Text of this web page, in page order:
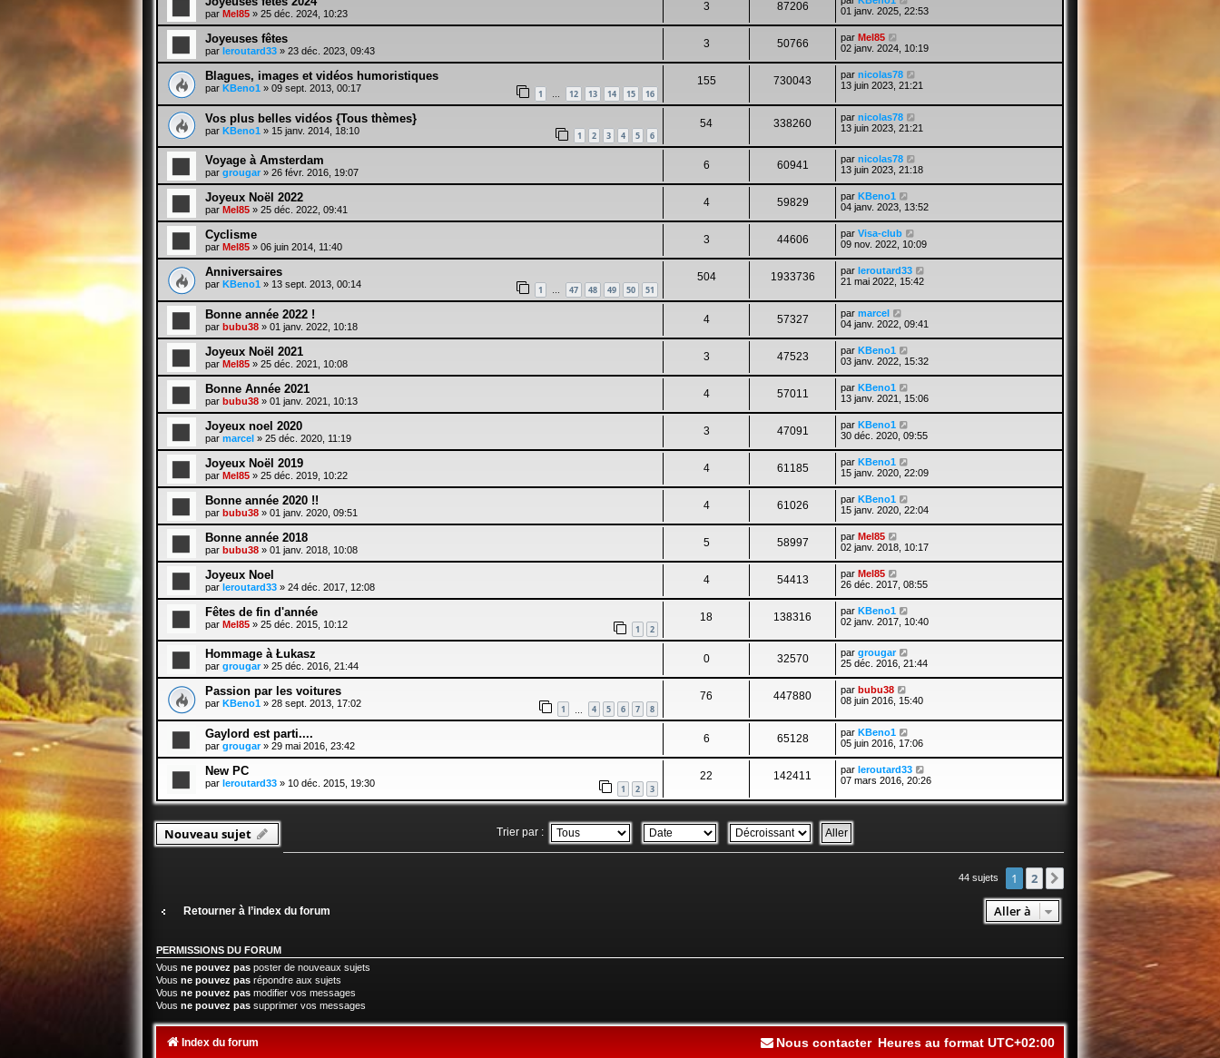
par Mel85 » 25 déc. 2024, 10:23
3 87206
01 janv. 2025, 22:53
Joyeuses fêtes
par leroutard33 » 23 déc. 2023, 09:43
3 50766 par Mel85
02 janv. 2024, 10:19
Blagues, images et vidéos humoristiques
par KBeno1 » 09 sept. 2013, 00:17 1 … 12 13 14 15 16
155 730043 par nicolas78
13 juin 2023, 21:21
Vos plus belles vidéos {Tous thèmes}
par KBeno1 » 15 janv. 2014, 18:10 1 2 3 4 5 6
54 338260 par nicolas78
13 juin 2023, 21:21
Voyage à Amsterdam
par grougar » 26 févr. 2016, 19:07
6 60941 par nicolas78
13 juin 2023, 21:18
Joyeux Noël 2022
par Mel85 » 25 déc. 2022, 09:41
4 59829 par KBeno1
04 janv. 2023, 13:52
Cyclisme
par Mel85 » 06 juin 2014, 11:40
3 44606 par Visa-club
09 nov. 2022, 10:09
Anniversaires
par KBeno1 » 13 sept. 2013, 00:14 1 … 47 48 49 50 51
504 1933736 par leroutard33
21 mai 2022, 15:42
Bonne année 2022 !
par bubu38 » 01 janv. 2022, 10:18
4 57327 par marcel
04 janv. 2022, 09:41
Joyeux Noël 2021
par Mel85 » 25 déc. 2021, 10:08
3 47523 par KBeno1
03 janv. 2022, 15:32
Bonne Année 2021
par bubu38 » 01 janv. 2021, 10:13
4 57011 par KBeno1
13 janv. 2021, 15:06
Joyeux noel 2020
par marcel » 25 déc. 2020, 11:19
3 47091 par KBeno1
30 déc. 2020, 09:55
Joyeux Noël 2019
par Mel85 » 25 déc. 2019, 10:22
4 61185 par KBeno1
15 janv. 2020, 22:09
Bonne année 2020 !!
par bubu38 » 01 janv. 2020, 09:51
4 61026 par KBeno1
15 janv. 2020, 22:04
Bonne année 2018
par bubu38 » 01 janv. 2018, 10:08
5 58997 par Mel85
02 janv. 2018, 10:17
Joyeux Noel
par leroutard33 » 24 déc. 2017, 12:08
4 54413 par Mel85
26 déc. 2017, 08:55
Fêtes de fin d'année
par Mel85 » 25 déc. 2015, 10:12 1 2
18 138316 par KBeno1
02 janv. 2017, 10:40
Hommage à Łukasz
par grougar» 25 déc. 2016, 21:44
0 32570 par grougar
25 déc. 2016, 21:44
Passion par les voitures
par KBeno1 » 28 sept. 2013, 17:02 1 4 5 6 7 8
76 447880 par bubu38
08 juin 2016, 15:40
Gaylord est parti....
par grougar» 29 mai 2016, 23:42
6 65128 par KBeno1
05 juin 2016, 17:06
New PC
par leroutard33 » 10 déc. 2015, 19:30 1 2 3
22 142411 par leroutard33
07 mars 2016, 20:26
Nouveau sujet Trier par :
44 sujets 1 2 Suivante
Retourner à l’index du forum Aller à
PERMISSIONS DU FORUM
Vous ne pouvez pas poster de nouveaux sujets
Vous ne pouvez pas répondre aux sujets
Vous ne pouvez pas modifier vos messages
Vous ne pouvez pas supprimer vos messages
Index du forum Heures au format UTC+02:00
Nous contacter